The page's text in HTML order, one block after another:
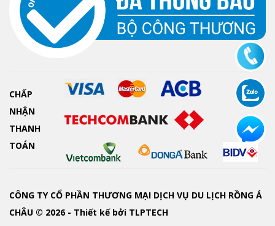
CHẤP
NHẬN
THANH
TOÁN
CÔNG TY CỔ PHẦN THƯƠNG MẠI DỊCH VỤ DU LỊCH RỒNG Á
CHÂU © 2026 - Thiết kế bởi TLPTECH